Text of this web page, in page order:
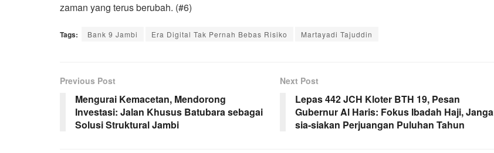
zaman yang terus berubah. (#6)
Tags: Bank 9 Jambi Era Digital Tak Pernah Bebas Risiko Martayadi Tajuddin
Previous Post
Mengurai Kemacetan, Mendorong
Investasi: Jalan Khusus Batubara sebagai
Solusi Struktural Jambi
Next Post
Lepas 442 JCH Kloter BTH 19, Pesan
Gubernur Al Haris: Fokus Ibadah Haji,
sia-siakan Perjuangan Puluhan Tahun